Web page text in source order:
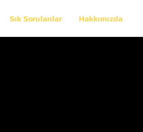
Sık Sorulanlar Hakkımızda